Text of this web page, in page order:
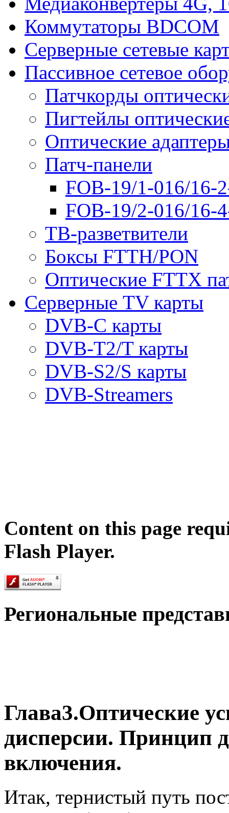
Коммутаторы BDCOM
Серверные сетевые
Пассивное сетевое
Патчкорды
Пигтейлы
Оптические
Патч-панели
FOB-19/1-016/16-
FOB-19/2-016/16-
ТВ-разветвители
Боксы FTTH/PON
Оптические FTTX
Серверные TV карты
DVB-C карты
DVB-T2/T карты
DVB-S2/S карты
DVB-Streamers
Content on this page
Flash Player.
Региональные
Глава3.Оптические
дисперсии.
включения.
Итак, тернистый путь